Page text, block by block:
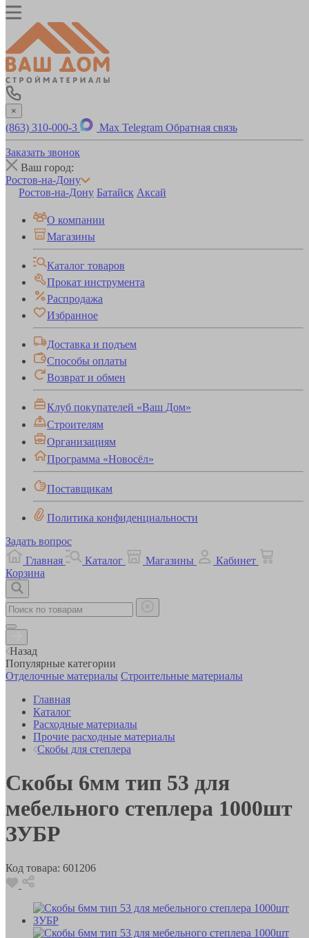
×
(863) 310-000-3 Max Telegram Обратная связь
Заказать звонок
Ваш город:
Ростов-на-Дону
Ростов-на-Дону Батайск Аксай
О компании
Магазины
Каталог товаров
Прокат инструмента
Распродажа
Избранное
Доставка и подъем
Способы оплаты
Возврат и обмен
Клуб покупателей «Ваш Дом»
Строителям
Организациям
Программа «Новосёл»
Поставщикам
Политика конфиденциальности
Задать вопрос
Главная
Каталог Магазины
Кабинет
Корзина
Назад
Популярные категории
Отделочные материалы Строительные материалы
Главная
Каталог
Расходные материалы
Прочие расходные материалы
Скобы для степлера
Скобы 6мм тип 53 для
мебельного степлера 1000шт
ЗУБР
Код товара: 601206